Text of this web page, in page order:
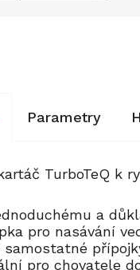
Parametry
TurboTeQ k
a
pro nasávání
samostatné
pro chovatele